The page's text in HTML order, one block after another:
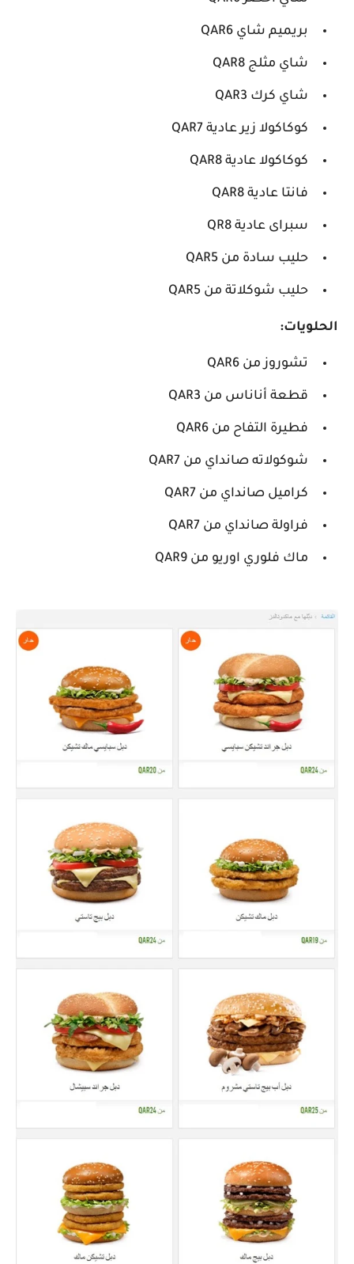
بريميم شاي QAR6
شاي مثلج QAR8
شاي كرك QAR3
كوكاكولا زير عادية QAR7
كوكاكولا عادية QAR8
فانتا عادية QAR8
سبراى عادية QR8
حليب سادة من QAR5
حليب شوكلاتة من QAR5
الحلويات:
تشوروز من QAR6
قطعة أناناس من QAR3
فطيرة التفاح من QAR6
شوكولاته صانداي من QAR7
كراميل صانداي من QAR7
فراولة صانداي من QAR7
ماك فلوري اوريو من QAR9